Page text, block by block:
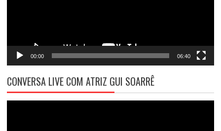
00:00 06:40
CONVERSA LIVE COM ATRIZ GUI SOARRÊ